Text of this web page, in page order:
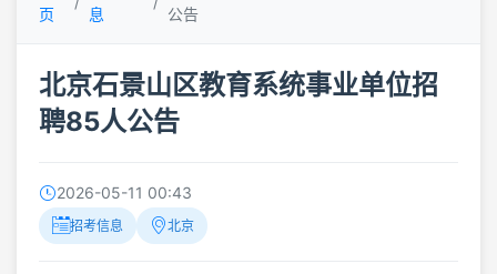
页
息
公告
北京石景山区教育系统事业单位招
聘85人公告
2026-05-11 00:43
招考信息 北京